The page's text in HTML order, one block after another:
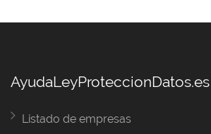
AyudaLeyProteccionDatos.es
Listado de empresas